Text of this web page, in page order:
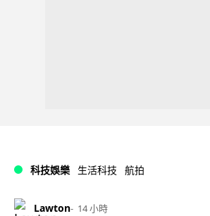
科技娛樂 生活科技 航拍
Lawton 14 小時